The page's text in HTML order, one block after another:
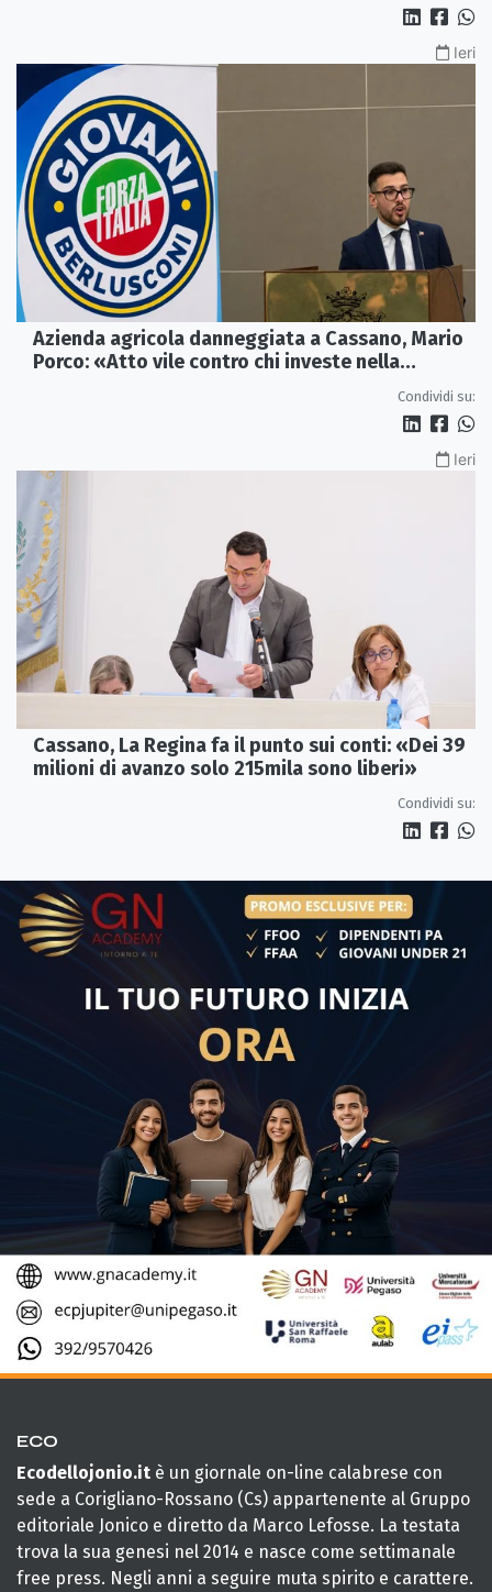
Ieri
Azienda agricola danneggiata a Cassano, Mario
Porco: «Atto vile contro chi investe nella
Condividi su:
Ieri
Cassano, La Regina fa il punto sui conti: «Dei 39
milioni di avanzo solo 215mila sono liberi»
Condividi su:
ECO
Ecodellojonio.it è un giornale on-line calabrese con
sede a Corigliano-Rossano (Cs) appartenente al Gruppo
editoriale Jonico e diretto da Marco Lefosse. La testata
trova la sua genesi nel 2014 e nasce come settimanale
free press. Negli anni a seguire muta spirito e carattere.